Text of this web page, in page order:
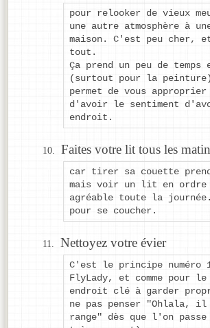
pour relooker de vieux
une autre atmosphère à
maison. C'est peu cher,
tout.
Ça prend un peu de
(surtout pour la
permet de vous
d'avoir le sentiment
endroit.
Faites votre lit tous les
car tirer sa couette prend
mais voir un lit en ordre
agréable toute la
pour se coucher.
Nettoyez votre évier
C'est le principe numéro
FlyLady, et comme
endroit clé à garder
ne pas penser "Ohlala,
range" dès que l'on passe